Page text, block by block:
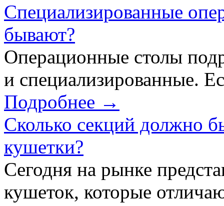
Специализированные
бывают?
Операционные столы
и специализированные.
Подробнее →
Сколько секций должно
кушетки?
Сегодня на рынке
кушеток, которые